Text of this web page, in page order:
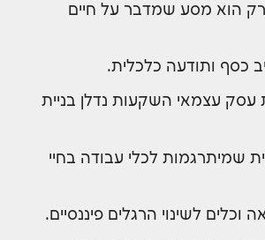
הוא מסע שמדבר על חיים
כסף ותודעה כלכלית.
עסק עצמאי השקעות נדלן בניית
שמיתרגמות לכלי עבודה בחיי
לשינוי הרגלים פיננסיים.